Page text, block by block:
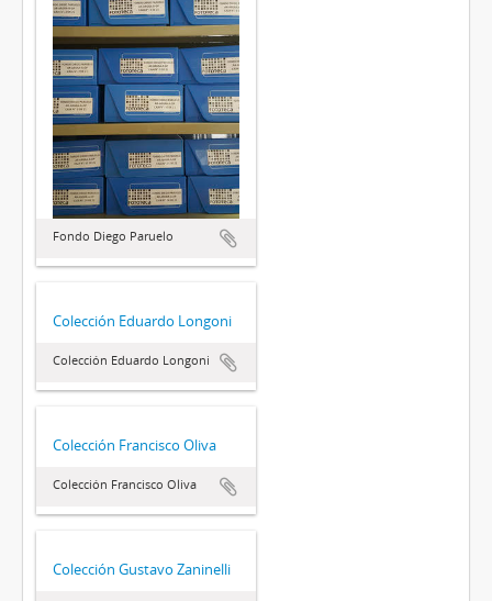
Fondo Diego Paruelo
Colección Eduardo Longoni
Colección Eduardo Longoni
Colección Francisco Oliva
Colección Francisco Oliva
Colección Gustavo Zaninelli